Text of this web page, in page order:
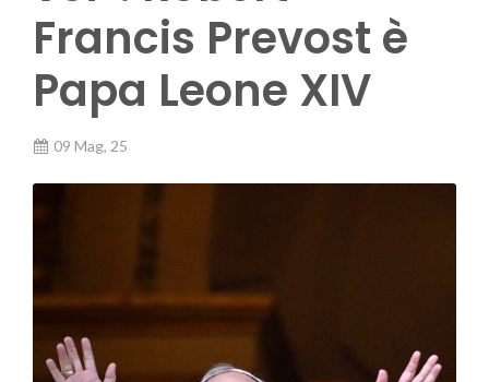
Francis Prevost è
Papa Leone XIV
09 Mag, 25